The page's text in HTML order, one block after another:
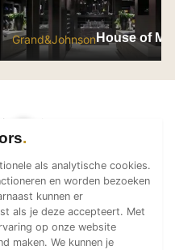
op
Grand&Johnson House of
als analytische cookies.
en worden bezoeken
kunnen er
als je deze accepteert. Met
op onze website
maken. We kunnen je